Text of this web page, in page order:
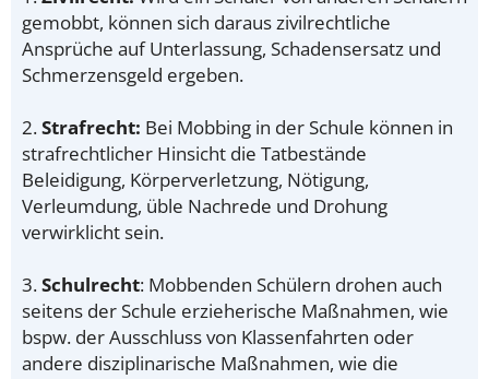
gemobbt, können sich daraus zivilrechtliche
Ansprüche auf Unterlassung, Schadensersatz und
Schmerzensgeld ergeben.
2.Strafrecht: Bei Mobbing in der Schule können in
strafrechtlicher Hinsicht die Tatbestände
Beleidigung, Körperverletzung, Nötigung,
Verleumdung, üble Nachrede und Drohung
verwirklicht sein.
3.Schulrecht: Mobbenden Schülern drohen auch
seitens der Schule erzieherische Maßnahmen, wie
bspw. der Ausschluss von Klassenfahrten oder
andere disziplinarische Maßnahmen, wie die